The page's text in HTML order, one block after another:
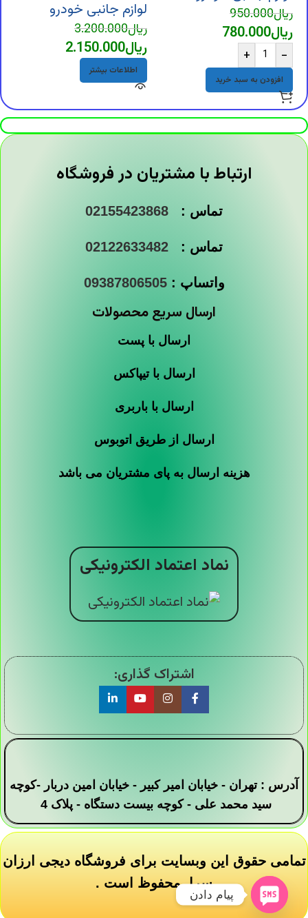
ریال950.000
ریال780.000
-
+
افزودن به سبد خرید
لوازم جانبی خودرو
ریال3.200.000
ریال2.150.000
اطلاعات بیشتر
ارتباط با مشتریان در فروشگاه
تماس : 02155423868
تماس : 02122633482
واتساپ :09387806505
ارسال سریع محصولات
ارسال با پست
ارسال با تیپاکس
ارسال با باربری
ارسال از طریق اتوبوس
هزینه ارسال به پای مشتریان می باشد
نماد اعتماد الکترونیکی
اشتراک گذاری:
آدرس : تهران - خیابان امیر کبیر - خیابان امین دربار -کوچه
سید محمد علی - کوچه بیست دستگاه - پلاک 4
تمامی حقوق این وبسایت برای فروشگاه دیجی ارزان
سرا محفوظ است .
پیام دادن